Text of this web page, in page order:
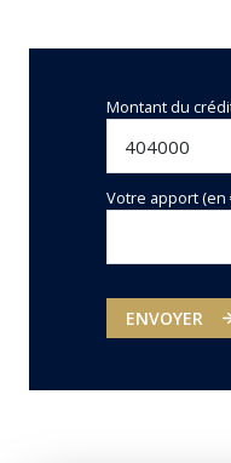
Montant du
Votre apport (en
ENVOYER